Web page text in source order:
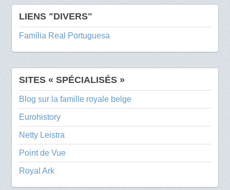
LIENS "DIVERS"
Família Real Portuguesa
SITES « SPÉCIALISÉS »
Blog sur la famille royale belge
Eurohistory
Netty Leistra
Point de Vue
Royal Ark